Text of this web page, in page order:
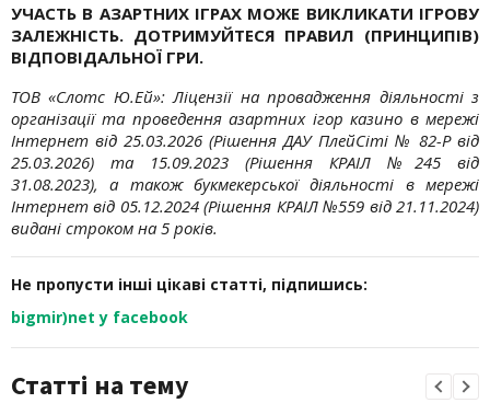
УЧАСТЬ В АЗАРТНИХ ІГРАХ МОЖЕ ВИКЛИКАТИ ІГРОВУ
ЗАЛЕЖНІСТЬ. ДОТРИМУЙТЕСЯ ПРАВИЛ (ПРИНЦИПІВ)
ВІДПОВІДАЛЬНОЇ ГРИ.
ТОВ «Слотс Ю.Ей»: Ліцензії на провадження діяльності з
організації та проведення азартних ігор казино в мережі
Інтернет від 25.03.2026 (Рішення ДАУ ПлейСіті № 82-Р від
25.03.2026) та 15.09.2023 (Рішення КРАІЛ №245 від
31.08.2023), а також букмекерської діяльності в мережі
Інтернет від 05.12.2024 (Рішення КРАІЛ №559 від 21.11.2024)
видані строком на 5 років.
Не пропусти інші цікаві статті, підпишись:
bigmir)net у facebook
Статті на тему